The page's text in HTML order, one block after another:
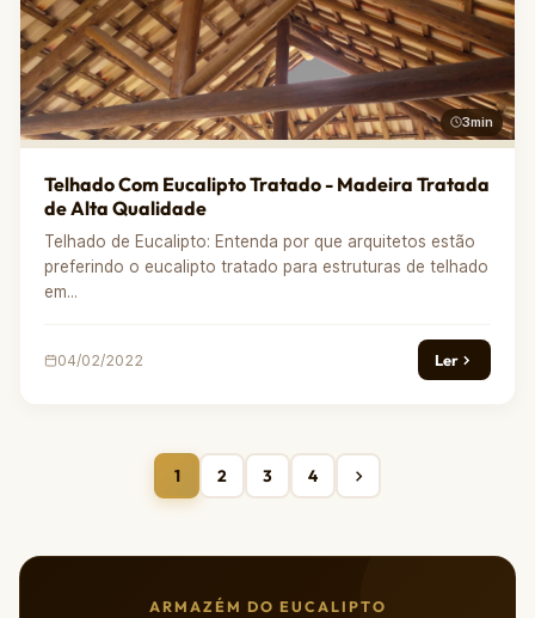
3min
Telhado Com Eucalipto Tratado - Madeira Tratada
de Alta Qualidade
Telhado de Eucalipto: Entenda por que arquitetos estão
preferindo o eucalipto tratado para estruturas de telhado
em...
04/02/2022 Ler
1 2 3 4
ARMAZÉM DO EUCALIPTO